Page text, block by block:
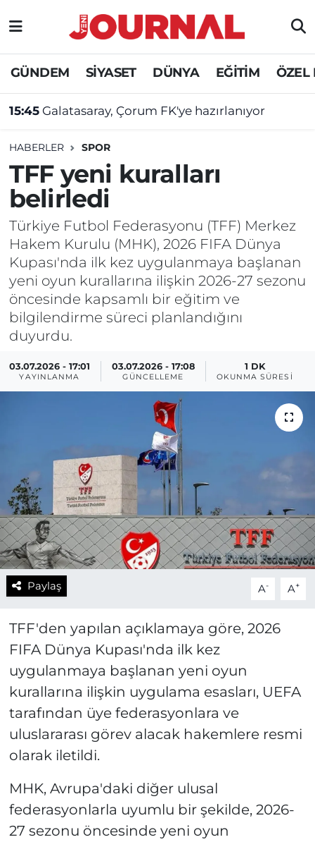
GÜNDEM SİYASET DÜNYA EĞİTİM ÖZEL
15:45 Galatasaray, Çorum FK'ye hazırlanıyor
HABERLER SPOR
TFF yeni kuralları
belirledi
Türkiye Futbol Federasyonu (TFF) Merkez
Hakem Kurulu (MHK), 2026 FIFA Dünya
Kupası'nda ilk kez uygulanmaya başlanan
yeni oyun kurallarına ilişkin 2026-27 sezonu
öncesinde kapsamlı bir eğitim ve
bilgilendirme süreci planlandığını
duyurdu.
03.07.2026 - 17:01
YAYINLANMA
03.07.2026 - 17:08
GÜNCELLEME
1 DK
OKUNMA SÜRESI
Paylaş A- A+
TFF'den yapılan açıklamaya göre, 2026
FIFA Dünya Kupası'nda ilk kez
uygulanmaya başlanan yeni oyun
kurallarına ilişkin uygulama esasları, UEFA
tarafından üye federasyonlara ve
uluslararası görev alacak hakemlere resmi
olarak iletildi.
MHK, Avrupa'daki diğer ulusal
federasyonlarla uyumlu bir şekilde, 2026-
27 sezonu öncesinde yeni oyun
GÜNDEM
SİYASET
DÜNYA
EĞİTİM
ÖZEL HABER
Nöbetçi Eczaneler
Hava Durumu
Süper Lig Puan Durumu ve Fikstür
Tüm Manşetler
Son Dakika Haberleri
Haber Arşivi